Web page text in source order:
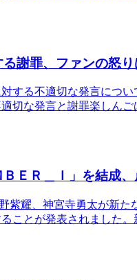
謝罪、ファンの怒
する不適切な発言につ
切な発言と謝罪楽しん
ＥＲ＿Ｉ」を結成
紫耀、神宮寺勇太が新
ことが発表されました